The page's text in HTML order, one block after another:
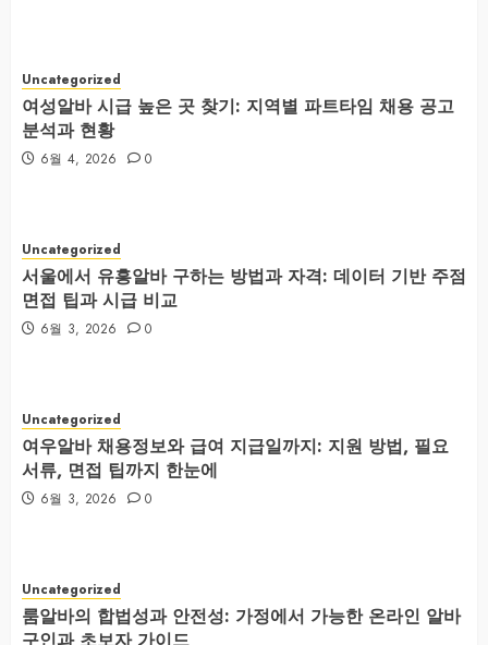
Uncategorized
여성알바 시급 높은 곳 찾기: 지역별 파트타임 채용 공고
분석과 현황
6월 4, 2026 0
Uncategorized
서울에서 유흥알바 구하는 방법과 자격: 데이터 기반 주점
면접 팁과 시급 비교
6월 3, 2026 0
Uncategorized
여우알바 채용정보와 급여 지급일까지: 지원 방법, 필요
서류, 면접 팁까지 한눈에
6월 3, 2026 0
Uncategorized
룸알바의 합법성과 안전성: 가정에서 가능한 온라인 알바